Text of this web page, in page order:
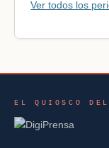
Ver todos los
EL QUIOSCO DEL